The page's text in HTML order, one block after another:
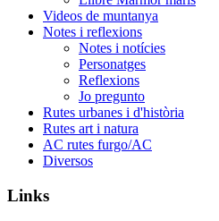
Videos de muntanya
Notes i reflexions
Notes i notícies
Personatges
Reflexions
Jo pregunto
Rutes urbanes i d'història
Rutes art i natura
AC rutes furgo/AC
Diversos
Links